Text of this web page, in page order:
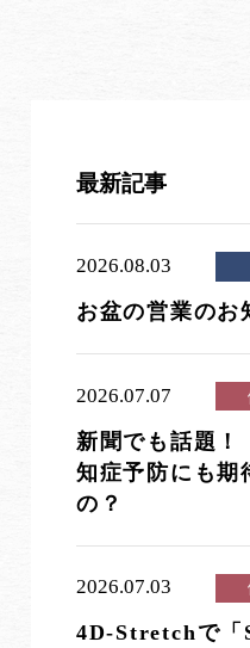
最新記事
2026.08.03
お盆の営業のお
2026.07.07
新聞でも話題！
知症予防にも期
の？
2026.07.03
4D-Stretchで「